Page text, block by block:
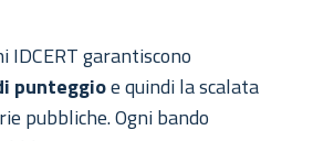
IDCERT garantiscono
punteggioe quindi la scalata
pubbliche. Ogni bando